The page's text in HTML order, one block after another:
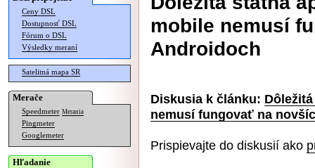
Ceny DSL
Dostupnosť DSL
Fórum o DSL
Výsledky meraní
Satelitná mapa SR
Merače
Speedmeter Merania
Pingmeter
Googlemeter
Hľadanie
mobile nemusí
Androidoch
Diskusia k článku:
nemusí fungovať na
Prispievajte do diskusií ako